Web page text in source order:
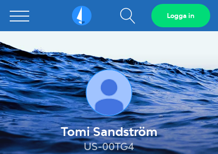
Sailarena Visa
sökfält
Logga in
Tomi Sandström
US-00TG4